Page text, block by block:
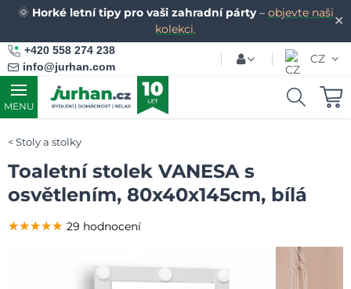
✕
🌞 Horké letní tipy pro vaši zahradní párty– objevte naši
kolekci.
+420 558 274 238
info@jurhan.com
CZ
MENU
Stoly a stolky
Toaletní stolek VANESA s
osvětlením, 80x40x145cm, bílá
★★★★★
★★★★★
★★★★★ 29 hodnocení